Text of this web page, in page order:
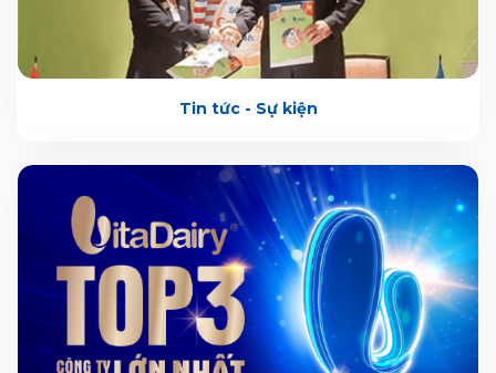
Tin tức - Sự kiện